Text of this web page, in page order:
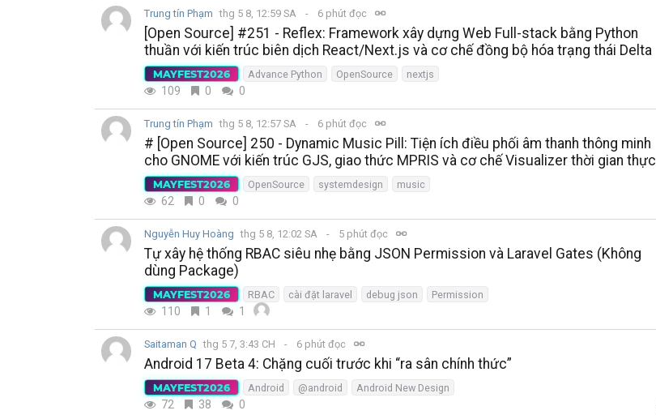
Trung tín Phạm thg 5 8, 12:59 SA 6 phút đọc
[Open Source] #251 - Reflex: Framework xây dựng Web Full-stack bằng Python
thuần với kiến trúc biên dịch React/Next.js và cơ chế đồng bộ hóa trạng thái Delta
MAYFEST2026 Advance Python OpenSource nextjs
109 0 0
Trung tín Phạm thg 5 8, 12:57 SA 6 phút đọc
# [Open Source] 250 - Dynamic Music Pill: Tiện ích điều phối âm thanh thông minh
cho GNOME với kiến trúc GJS, giao thức MPRIS và cơ chế Visualizer thời gian thực
MAYFEST2026 OpenSource systemdesign music
62 0 0
Nguyễn Huy Hoàng thg 5 8, 12:02 SA 5 phút đọc
Tự xây hệ thống RBAC siêu nhẹ bằng JSON Permission và Laravel Gates (Không
dùng Package)
MAYFEST2026 RBAC cài đặt laravel debug json Permission
110 1 1
Saitaman Q thg 5 7, 3:43 CH 6 phút đọc
Android 17 Beta 4: Chặng cuối trước khi “ra sân chính thức”
MAYFEST2026 Android @android Android New Design
72 38 0